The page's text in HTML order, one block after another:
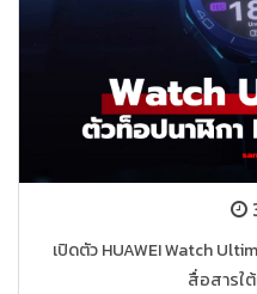
เปิดตัว HUAWEI Watch
สื่อสารใ